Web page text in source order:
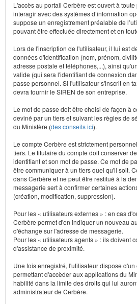
L'accès au portail Cerbère est ouvert à
interagir avec des systèmes d’information
suppose un enregistrement préalable de
pouvant être effectuée directement et en
Lors de l'inscription de l'utilisateur, il lui est
données d'identification (nom, prénom,
adresse postale et téléphones,...), ainsi
valide (qui sera l'identifiant de connexion
passe personnel. Si l'utilisateur s'inscrit en
devra fournir le SIREN de son entreprise.
Le mot de passe doit être choisi de façon à
deviné par un tiers et suivant les règles de
du Ministère (des conseils ici).
Le compte Cerbère est strictement
tiers. Le titulaire du compte doit conserver
identifiant et son mot de passe. Ce mot de
être communiquer à un tiers quel qu'il soit.
dans Cerbère et ne peut être restitué à la
messagerie sert à confirmer certaines
(création, modification, suppression).
Pour les « utilisateurs externes » : en cas
Cerbère permet d'en indiquer un nouveau
d'échange sur l'adresse de messagerie.
Pour les « utilisateurs agents » : ils doivent
d'assistance de proximité.
Une fois enregistré, l'utilisateur dispose
permettant d'accèder aux applications du
habilité dans la limite des droits qui lui
administrateur de Cerbère.